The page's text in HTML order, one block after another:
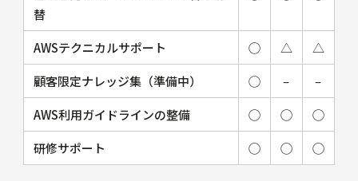
替
AWSテクニカルサポート ◯ △
△
顧客限定ナレッジ集（準備中）
◯ –
–
AWS利用ガイドラインの整備
◯ ◯
◯
研修サポート
◯ ◯ ◯